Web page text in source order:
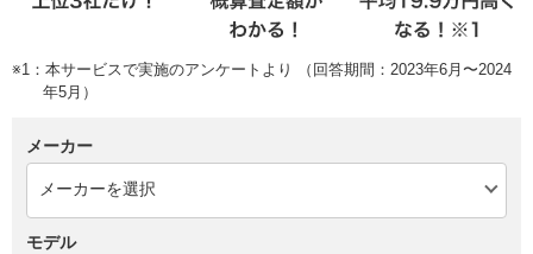
※1：本サービスで実施のアンケートより （回答期間：2023年6月〜2024
年5月）
メーカー
モデル